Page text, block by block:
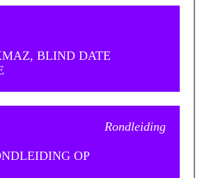
BLIND DATE
OP
Rondleiding